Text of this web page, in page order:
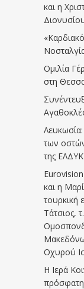
και η
Ομιλία
στη
των
της ΕΛΔΥΚ
και η
τουρκική
Τάτσιος,
Οχυρού
Η Ιερά